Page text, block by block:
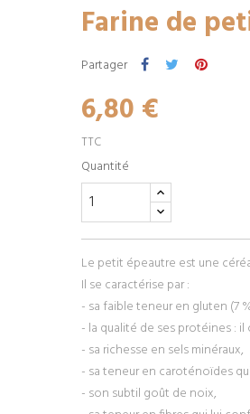
Farine de
Partager
6,80 €
TTC
Quantité
Le petit épeautre est une
Il se caractérise par :
- sa faible teneur en gluten (7
- la qualité de ses protéines :
- sa richesse en sels minéraux,
- sa teneur en caroténoïdes
- son subtil goût de noix,